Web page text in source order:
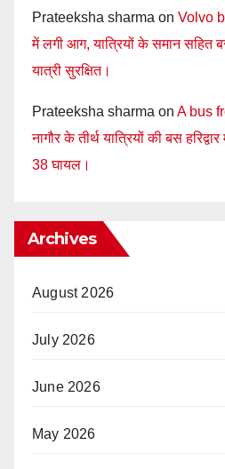
Prateeksha sharma on Volvo
में लगी आग, यात्रियों के समान
यात्री सुरक्षित।
Prateeksha sharma on A bus
नागौर के तीर्थ यात्रियों की बस
38 घायल।
Archives
August 2026
July 2026
June 2026
May 2026